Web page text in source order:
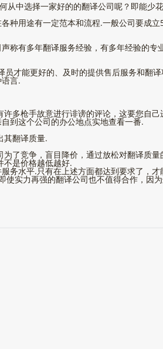
从中选择一家好的的翻译公司呢？即能少
用途有一定范本和流程.一般公司要成立
有多年翻译服务经验，有多年经验的专
才能更好的、及时的提供售后服务和翻
言.
枪手故意进行诽谤的评论，这要您自己
到这个公司的办公地点实地查看一番.
翻译质量.
竞争，盲目降价，通过放松对翻译质量
不是价格越低越好.
水平.只有在上述方面都达到要求了，才
实力再强的翻译公司也不值得合作，因